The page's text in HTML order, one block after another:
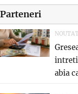
Parteneri
abia